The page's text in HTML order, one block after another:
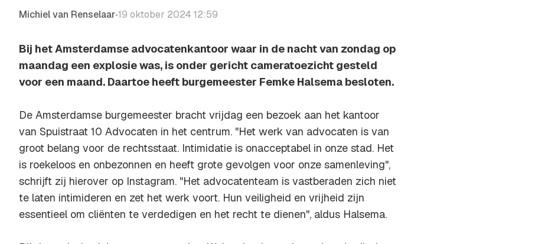
Michiel van Renselaar•19 oktober 2024 12:59
Bij het Amsterdamse advocatenkantoor waar in de nacht van zondag op
maandag een explosie was, is onder gericht cameratoezicht gesteld
voor een maand. Daartoe heeft burgemeester Femke Halsema besloten.
De Amsterdamse burgemeester bracht vrijdag een bezoek aan het kantoor
van Spuistraat 10 Advocaten in het centrum. "Het werk van advocaten is van
groot belang voor de rechtsstaat. Intimidatie is onacceptabel in onze stad. Het
is roekeloos en onbezonnen en heeft grote gevolgen voor onze samenleving",
schrijft zij hierover op Instagram. "Het advocatenteam is vastberaden zich niet
te laten intimideren en zet het werk voort. Hun veiligheid en vrijheid zijn
essentieel om cliënten te verdedigen en het recht te dienen", aldus Halsema.